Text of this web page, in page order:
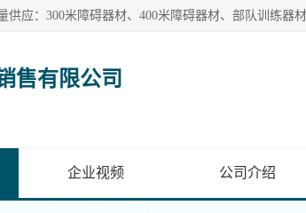
售有限公司
企业视频 公司介绍